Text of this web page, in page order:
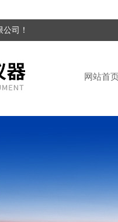
司！
网站首